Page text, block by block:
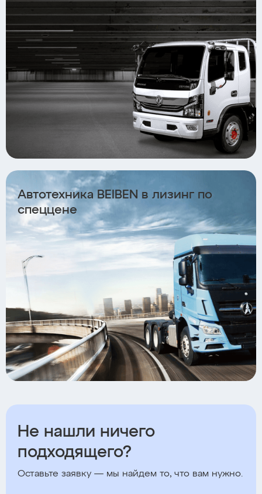
Автотехника BEIBEN в лизинг по
спеццене
Не нашли ничего
подходящего?
Оставьте заявку — мы найдем то, что вам нужно.